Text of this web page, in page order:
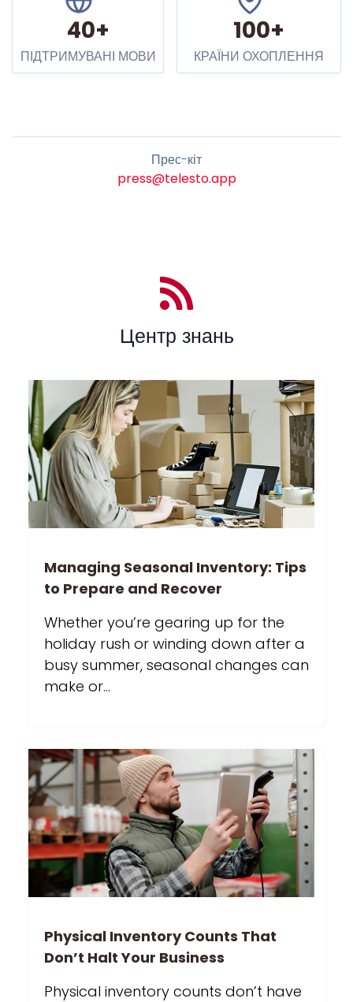
40+
ПІДТРИМУВАНІ МОВИ
100+
КРАЇНИ ОХОПЛЕННЯ
Прес-кіт
press@telesto.app
Центр знань
Managing Seasonal Inventory: Tips
to Prepare and Recover
Whether you’re gearing up for the
holiday rush or winding down after a
busy summer, seasonal changes can
make or…
Physical Inventory Counts That
Don’t Halt Your Business
Physical inventory counts don’t have